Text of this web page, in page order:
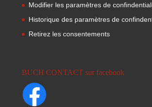
Modifier les paramètres de
Historique des paramètres de
Retirez les consentements
BUCH CONTACT sur facebook